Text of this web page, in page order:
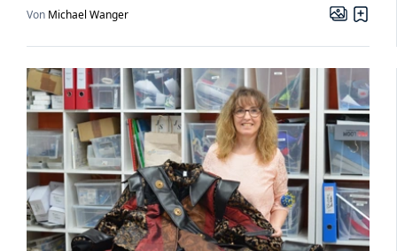
Von Michael Wanger